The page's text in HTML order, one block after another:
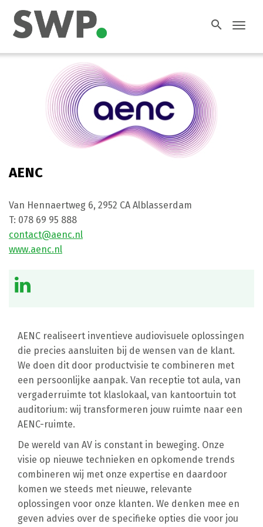
search
AENC
Van Hennaertweg 6, 2952 CA Alblasserdam
T: 078 69 95 888
contact@aenc.nl
www.aenc.nl
AENC realiseert inventieve audiovisuele oplossingen
die precies aansluiten bij de wensen van de klant.
We doen dit door productvisie te combineren met
een persoonlijke aanpak. Van receptie tot aula, van
vergaderruimte tot klaslokaal, van kantoortuin tot
auditorium: wij transformeren jouw ruimte naar een
AENC-ruimte.
De wereld van AV is constant in beweging. Onze
visie op nieuwe technieken en opkomende trends
combineren wij met onze expertise en daardoor
komen we steeds met nieuwe, relevante
oplossingen voor onze klanten. We denken mee en
geven advies over de specifieke opties die voor jou